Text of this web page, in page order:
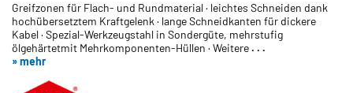
Greifzonen für Flach- und Rundmaterial · leichtes Schneiden dank
hochübersetztem Kraftgelenk · lange Schneidkanten für dickere
Kabel · Spezial-Werkzeugstahl in Sondergüte, mehrstufig
ölgehärtetmit Mehrkomponenten-Hüllen · Weitere. . .
» mehr